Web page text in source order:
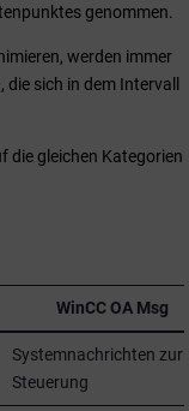
genommen.
werden immer
sich in dem Intervall
die gleichen Kategorien
WinCC OA Msg
Systemnachrichten zur
Steuerung